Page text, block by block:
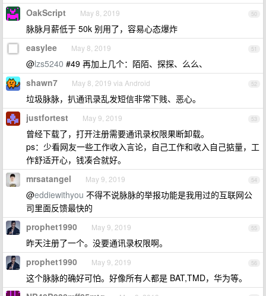
50
OakScript May 8, 2019
脉脉月薪低于 50k 别用了，容易心态爆炸
51
easylee May 8, 2019
@lzs5240 #49 再加上几个：陌陌、探探、么么、
52
shawn7 May 8, 2019 via Android
垃圾脉脉，扒通讯录乱发短信非常下贱、恶心。
53
justfortest May 9, 2019
曾经下载了，打开注册需要通讯录权限果断卸载。
ps：少看网友一些工作收入言论，自己工作和收入自己掂量，工
作舒适开心，钱凑合就好。
54
mrsatangel May 9, 2019
@eddiewithyou 不得不说脉脉的举报功能是我用过的互联网公
司里面反馈最快的
55
prophet1990 May 9, 2019
昨天注册了一个。没要通讯录权限啊。
56
prophet1990 May 9, 2019
这个脉脉的确好可怕。好像所有人都是 BAT,TMD，华为等。